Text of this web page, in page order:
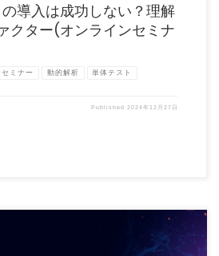
導入は成功しない？理解
クター(オンラインセミナ
ミナー 動的解析 単体テスト
Published 2024年12月27日